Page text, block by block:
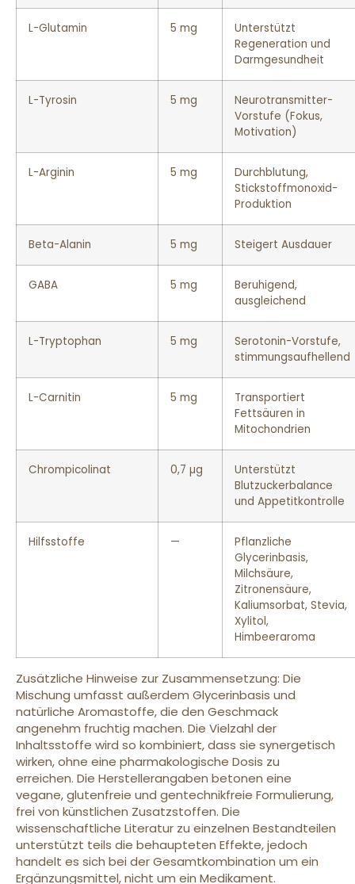
L-Glutamin 5 mg
Unterstützt
Regeneration und
Darmgesundheit
L-Tyrosin 5 mg
Neurotransmitter-
Vorstufe (Fokus,
Motivation)
L-Arginin 5 mg
Durchblutung,
Stickstoffmonoxid-
Produktion
Beta-Alanin 5 mg Steigert Ausdauer
GABA 5 mg
Beruhigend,
ausgleichend
L-Tryptophan 5 mg
Serotonin-Vorstufe,
stimmungsaufhellend
L-Carnitin 5 mg
Transportiert
Fettsäuren in
Mitochondrien
Chrompicolinat 0,7 µg
Unterstützt
Blutzuckerbalance
und Appetitkontrolle
Hilfsstoffe —
Pflanzliche
Glycerinbasis,
Milchsäure,
Zitronensäure,
Kaliumsorbat, Stevia,
Xylitol,
Himbeeraroma
Zusätzliche Hinweise zur Zusammensetzung: Die
Mischung umfasst außerdem Glycerinbasis und
natürliche Aromastoffe, die den Geschmack
angenehm fruchtig machen. Die Vielzahl der
Inhaltsstoffe wird so kombiniert, dass sie synergetisch
wirken, ohne eine pharmakologische Dosis zu
erreichen. Die Herstellerangaben betonen eine
vegane, glutenfreie und gentechnikfreie Formulierung,
frei von künstlichen Zusatzstoffen. Die
wissenschaftliche Literatur zu einzelnen Bestandteilen
unterstützt teils die behaupteten Effekte, jedoch
handelt es sich bei der Gesamtkombination um ein
Ergänzungsmittel, nicht um ein Medikament.